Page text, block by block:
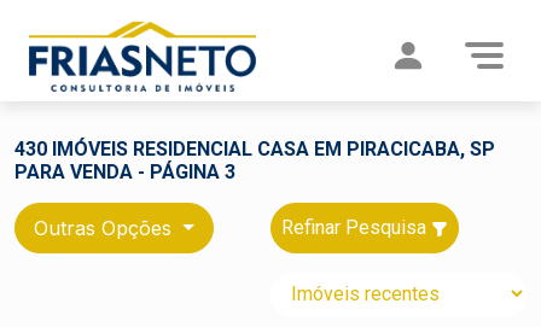
430 IMÓVEIS RESIDENCIAL CASA EM PIRACICABA, SP
PARA VENDA - PÁGINA 3
Outras Opções Refinar Pesquisa